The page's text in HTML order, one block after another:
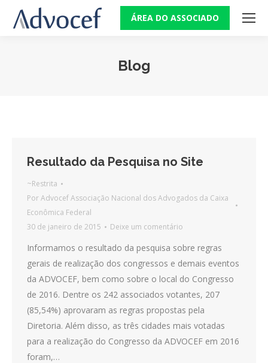
ÁREA DO ASSOCIADO
Blog
Resultado da Pesquisa no Site
~Restrita
PorAdvocef Associação Nacional dos Advogados da Caixa
Econômica Federal
30 de janeiro de 2015
Deixe um comentário
Informamos o resultado da pesquisa sobre regras
gerais de realização dos congressos e demais eventos
da ADVOCEF, bem como sobre o local do Congresso
de 2016. Dentre os 242 associados votantes, 207
(85,54%) aprovaram as regras propostas pela
Diretoria. Além disso, as três cidades mais votadas
para a realização do Congresso da ADVOCEF em 2016
foram,…